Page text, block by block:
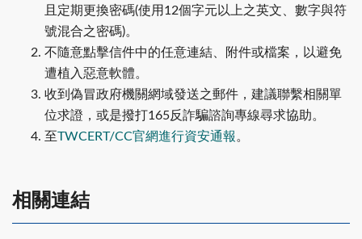
且定期更換密碼(使用12個字元以上之英文、數字與符
號混合之密碼)。
不隨意點擊信件中的任意連結、附件或檔案，以避免
遭植入惡意軟體。
收到偽冒政府機關網域發送之郵件，建議聯繫相關單
位求證，或是撥打165反詐騙諮詢專線尋求協助。
至TWCERT/CC官網進行資安通報 。
相關連結